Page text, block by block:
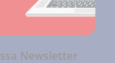
Newsletter